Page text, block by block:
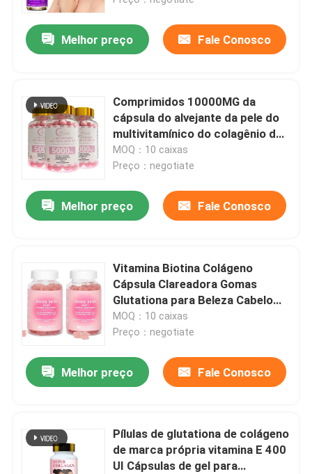
Melhor preço Fale Conosco
Comprimidos 10000MG da
cápsula do alvejante da pele do
multivitamínico do colagênio da
glutatione do OEM
MOQ：10 caixas
Preço：negotiate
Melhor preço Fale Conosco
Vitamina Biotina Colágeno
Cápsula Clareadora Gomas
Glutationa para Beleza Cabelo
Pele Unhas
MOQ：10 caixas
Preço：negotiate
Melhor preço Fale Conosco
Pílulas de glutationa de colágeno
de marca própria vitamina E 400
UI Cápsulas de gel para